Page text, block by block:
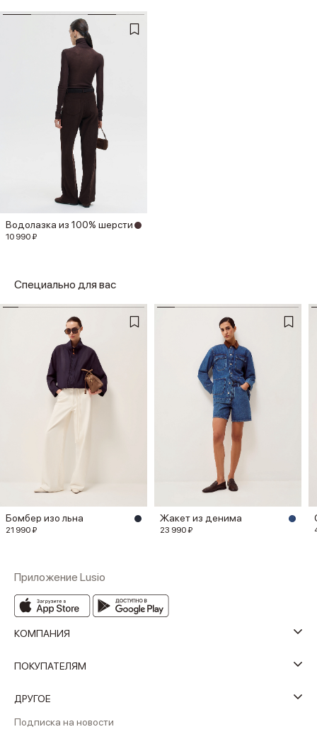
Водолазка из 100% шерсти
10 990 ₽
Специально для вас
Бомбер изо льна
21 990 ₽
Жакет из денима
23 990 ₽
Приложение Lusio
КОМПАНИЯ
ПОКУПАТЕЛЯМ
ДРУГОЕ
Подписка на новости